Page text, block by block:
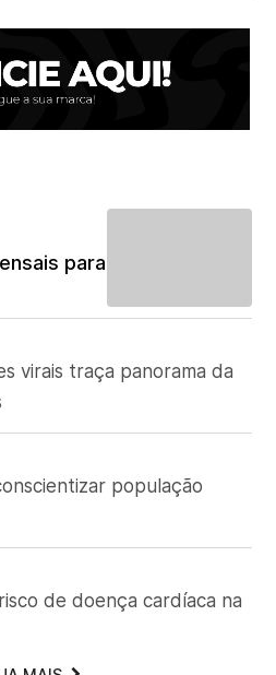
para
virais traça panorama da
população
de doença cardíaca na